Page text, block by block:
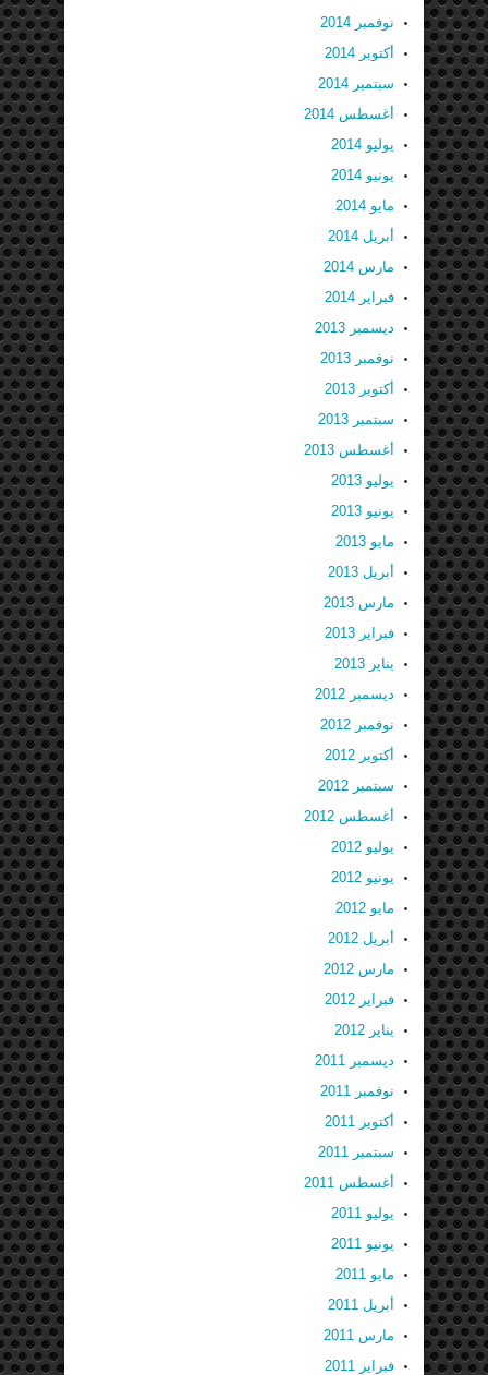
نوفمبر 2014
أكتوبر 2014
سبتمبر 2014
أغسطس 2014
يوليو 2014
يونيو 2014
مايو 2014
أبريل 2014
مارس 2014
فبراير 2014
ديسمبر 2013
نوفمبر 2013
أكتوبر 2013
سبتمبر 2013
أغسطس 2013
يوليو 2013
يونيو 2013
مايو 2013
أبريل 2013
مارس 2013
فبراير 2013
يناير 2013
ديسمبر 2012
نوفمبر 2012
أكتوبر 2012
سبتمبر 2012
أغسطس 2012
يوليو 2012
يونيو 2012
مايو 2012
أبريل 2012
مارس 2012
فبراير 2012
يناير 2012
ديسمبر 2011
نوفمبر 2011
أكتوبر 2011
سبتمبر 2011
أغسطس 2011
يوليو 2011
يونيو 2011
مايو 2011
أبريل 2011
مارس 2011
فبراير 2011